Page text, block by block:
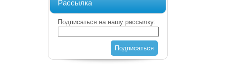
Рассылка
Подписаться на нашу рассылку:
Подписаться